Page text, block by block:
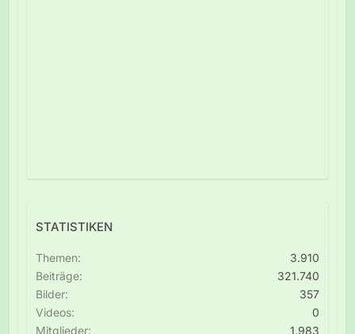
STATISTIKEN
Themen
3.910
Beiträge
321.740
Bilder
357
Videos
0
Mitglieder
1.983